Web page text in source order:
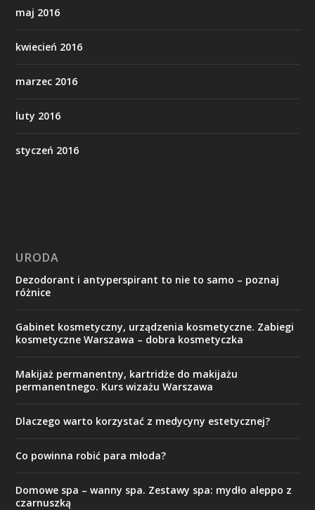
maj 2016
kwiecień 2016
marzec 2016
luty 2016
styczeń 2016
URODA
Dezodorant i antyperspirant to nie to samo – poznaj
różnice
Gabinet kosmetyczny, urządzenia kosmetyczne. Zabiegi
kosmetyczne Warszawa – dobra kosmetyczka
Makijaż permanentny, kartridże do makijażu
permanentnego. Kurs wizażu Warszawa
Dlaczego warto korzystać z medycyny estetycznej?
Co powinna robić para młoda?
Domowe spa – wanny spa. Zestawy spa: mydło aleppo z
czarnuszką